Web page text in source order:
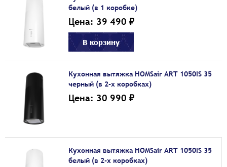
белый (в 1 коробке)
Цена: 39 490 ₽
В корзину
Кухонная вытяжка HOMSair ART 1050IS 35
черный (в 2-х коробках)
Цена: 30 990 ₽
Кухонная вытяжка HOMSair ART 1050IS 35
белый (в 2-х коробках)